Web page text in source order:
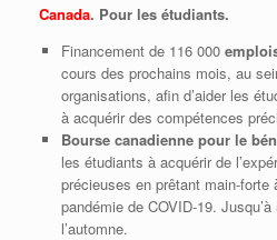
Canada. Pour les étudiants.
Financement de 116 000
cours des prochains mois, au
organisations, afin d’aider les
à acquérir des compétences
Bourse canadienne pour le
les étudiants à acquérir de
précieuses en prêtant
pandémie de COVID‑19.
l’automne.